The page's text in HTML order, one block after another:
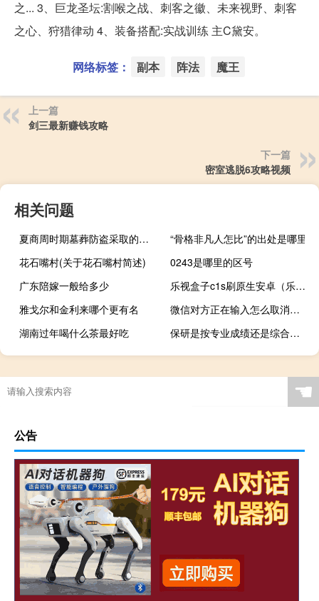
之... 3、巨龙圣坛:割喉之战、刺客之徽、未来视野、刺客
之心、狩猎律动 4、装备搭配:实战训练 主C黛安。
网络标签： 副本 阵法 魔王
上一篇
剑三最新赚钱攻略
下一篇
密室逃脱6攻略视频
相关问题
夏商周时期墓葬防盗采取的主要手段有哪些（夏商周时期是什么时候到什么时候）
“骨格非凡人怎比”的出处是哪里
花石嘴村(关于花石嘴村简述)
0243是哪里的区号
广东陪嫁一般给多少
乐视盒子c1s刷原生安卓（乐视盒子c1）
雅戈尔和金利来哪个更有名
微信对方正在输入怎么取消（微信对方正在输入）
湖南过年喝什么茶最好吃
保研是按专业成绩还是综合排名
☚
公告